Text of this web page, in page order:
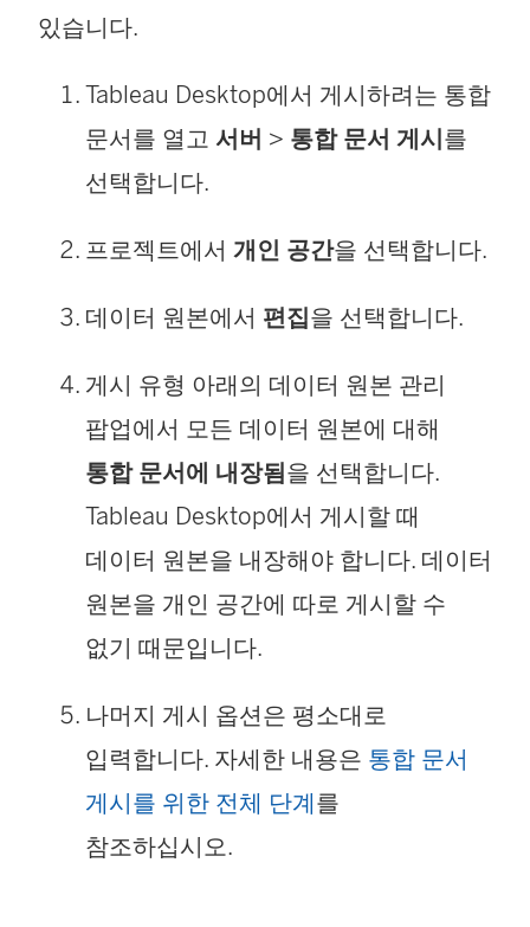
있습니다.
Tableau Desktop에서 게시하려는 통합
문서를 열고 서버 > 통합 문서 게시를
선택합니다.
프로젝트에서 개인 공간을 선택합니다.
데이터 원본에서 편집을 선택합니다.
게시 유형 아래의 데이터 원본 관리
팝업에서 모든 데이터 원본에 대해
통합 문서에 내장됨을 선택합니다.
Tableau Desktop에서 게시할 때
데이터 원본을 내장해야 합니다. 데이터
원본을 개인 공간에 따로 게시할 수
없기 때문입니다.
나머지 게시 옵션은 평소대로
입력합니다. 자세한 내용은 통합 문서
게시를 위한 전체 단계를
참조하십시오.